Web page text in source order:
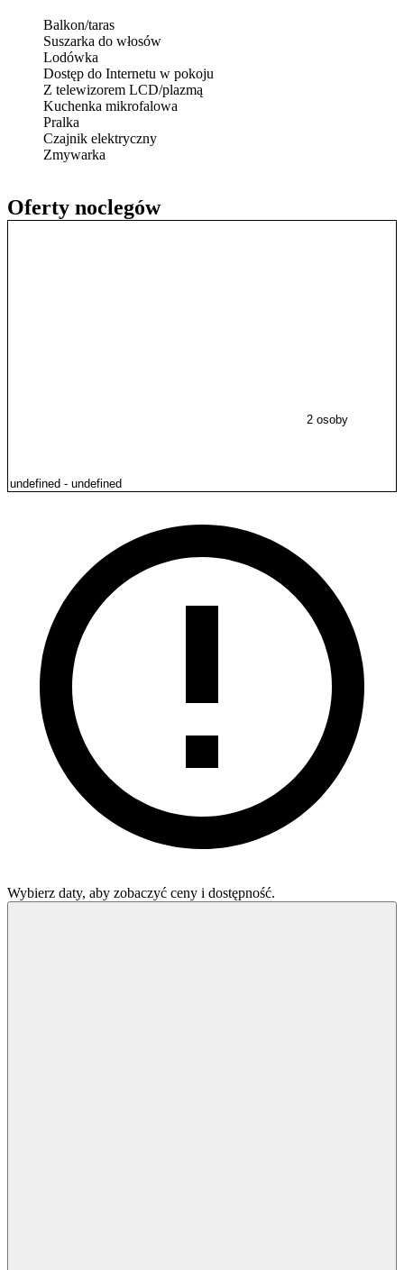
Oferty noclegów
2 osoby
Wybierz daty, aby zobaczyć ceny i dostępność.
Balkon/taras
Suszarka do włosów
Lodówka
Dostęp do Internetu w pokoju
Z telewizorem LCD/plazmą
Kuchenka mikrofalowa
Pralka
Czajnik elektryczny
Zmywarka